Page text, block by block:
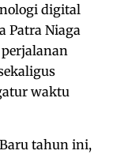
digital
Patra Niaga
waktu
tahun ini,